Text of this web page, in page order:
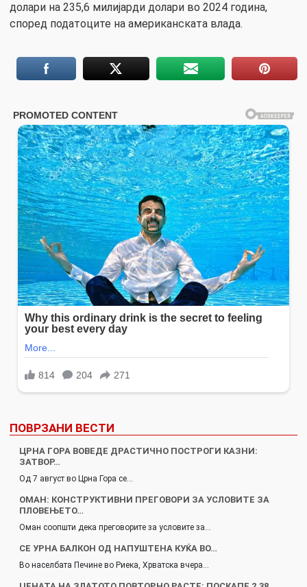
долари на 235,6 милијарди долари во 2024 година,
според податоците на американската влада.
ПОВРЗАНИ ВЕСТИ
ЦРНА ГОРА ВОВЕДЕ ДРАСТИЧНО ПОСТРОГИ КАЗНИ:
ЗАТВОР…
Од 7 август во Црна Гора се…
ОМАН: КОНСТРУКТИВНИ ПРЕГОВОРИ ЗА УСЛОВИТЕ ЗА
ПЛОВЕЊЕТО…
Оман соопшти дека преговорите за условите за…
СЕ УРНА БАЛКОН ОД НАПУШТЕНА КУЌА ВО…
Во населбата Печине во Риека, Хрватска вчера…